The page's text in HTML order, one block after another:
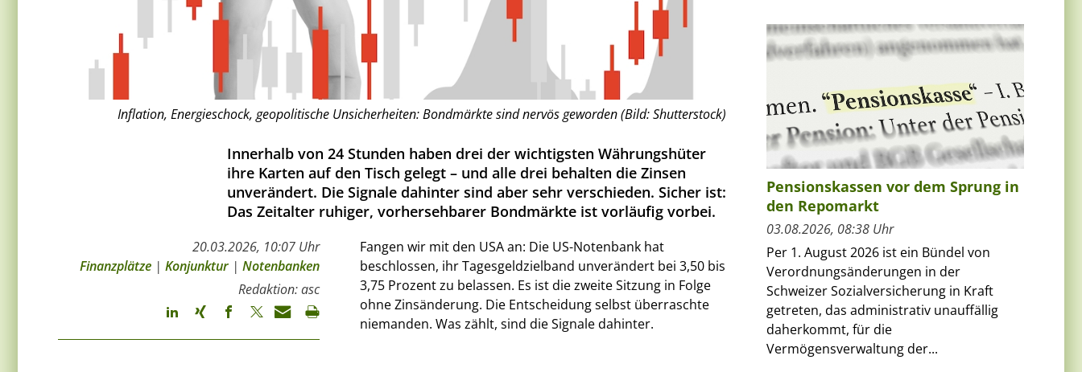
Inflation, Energieschock, geopolitische Unsicherheiten: Bondmärkte sind nervös geworden (Bild: Shutterstock)
Innerhalb von 24 Stunden haben drei der wichtigsten Währungshüter
ihre Karten auf den Tisch gelegt – und alle drei behalten die Zinsen
unverändert. Die Signale dahinter sind aber sehr verschieden. Sicher ist:
Das Zeitalter ruhiger, vorhersehbarer Bondmärkte ist vorläufig vorbei.
20.03.2026, 10:07 Uhr
Finanzplätze | Konjunktur | Notenbanken
Redaktion: asc
Fangen wir mit den USA an: Die US-Notenbank hat
beschlossen, ihr Tagesgeldzielband unverändert bei 3,50 bis
3,75 Prozent zu belassen. Es ist die zweite Sitzung in Folge
ohne Zinsänderung. Die Entscheidung selbst überraschte
niemanden. Was zählt, sind die Signale dahinter.
Pensionskassen vor dem Sprung in
den Repomarkt
03.08.2026, 08:38 Uhr
Per 1. August 2026 ist ein Bündel von
Verordnungsänderungen in der
Schweizer Sozialversicherung in Kraft
getreten, das administrativ unauffällig
daherkommt, für die
Vermögensverwaltung der...